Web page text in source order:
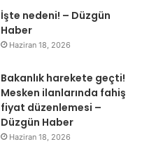
İşte nedeni! – Düzgün
Haber
Haziran 18, 2026
Bakanlık harekete geçti!
Mesken ilanlarında fahiş
fiyat düzenlemesi –
Düzgün Haber
Haziran 18, 2026